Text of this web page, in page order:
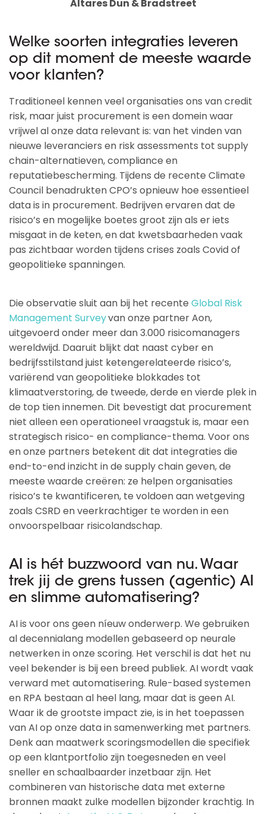
Altares Dun & Bradstreet
Welke soorten integraties leveren
op dit moment de meeste waarde
voor klanten?
Traditioneel kennen veel organisaties ons van credit
risk, maar juist procurement is een domein waar
vrijwel al onze data relevant is: van het vinden van
nieuwe leveranciers en risk assessments tot supply
chain-alternatieven, compliance en
reputatiebescherming. Tijdens de recente Climate
Council benadrukten CPO’s opnieuw hoe essentieel
data is in procurement. Bedrijven ervaren dat de
risico’s en mogelijke boetes groot zijn als er iets
misgaat in de keten, en dat kwetsbaarheden vaak
pas zichtbaar worden tijdens crises zoals Covid of
geopolitieke spanningen.
Die observatie sluit aan bij het recente Global Risk
Management Surveyvan onze partner Aon,
uitgevoerd onder meer dan 3.000 risicomanagers
wereldwijd. Daaruit blijkt dat naast cyber en
bedrijfsstilstand juist ketengerelateerde risico’s,
variërend van geopolitieke blokkades tot
klimaatverstoring, de tweede, derde en vierde plek in
de top tien innemen. Dit bevestigt dat procurement
niet alleen een operationeel vraagstuk is, maar een
strategisch risico- en compliance-thema. Voor ons
en onze partners betekent dit dat integraties die
end-to-end inzicht in de supply chain geven, de
meeste waarde creëren: ze helpen organisaties
risico’s te kwantificeren, te voldoen aan wetgeving
zoals CSRD en veerkrachtiger te worden in een
onvoorspelbaar risicolandschap.
AI is hét buzzwoord van nu. Waar
trek jij de grens tussen (agentic) AI
en slimme automatisering?
AI is voor ons geen níeuw onderwerp. We gebruiken
al decennialang modellen gebaseerd op neurale
netwerken in onze scoring. Het verschil is dat het nu
veel bekender is bij een breed publiek. AI wordt vaak
verward met automatisering. Rule-based systemen
en RPA bestaan al heel lang, maar dat is geen AI.
Waar ik de grootste impact zie, is in het toepassen
van AI op onze data in samenwerking met partners.
Denk aan maatwerk scoringsmodellen die specifiek
op een klantportfolio zijn toegesneden en veel
sneller en schaalbaarder inzetbaar zijn. Het
combineren van historische data met externe
bronnen maakt zulke modellen bijzonder krachtig. In